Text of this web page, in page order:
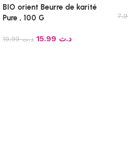
BIO orient Beurre de karité
Pure , 100 G
د.ت19.99 د.ت